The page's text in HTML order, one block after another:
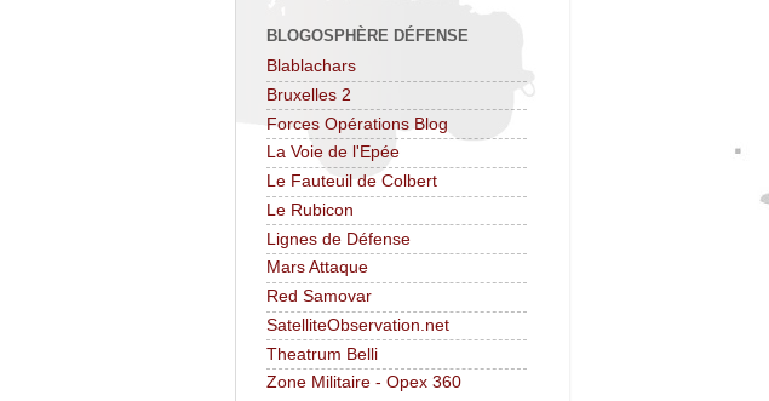
BLOGOSPHÈRE DÉFENSE
Blablachars
Bruxelles 2
Forces Opérations Blog
La Voie de l'Epée
Le Fauteuil de Colbert
Le Rubicon
Lignes de Défense
Mars Attaque
Red Samovar
SatelliteObservation.net
Theatrum Belli
Zone Militaire - Opex 360